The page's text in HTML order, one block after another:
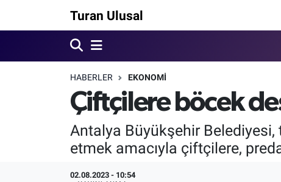
Turan Ulusal
HABERLER EKONOMİ
Çiftçilere böcek
Antalya Büyükşehir
etmek amacıyla çiftçilere,
02.08.2023 - 10:54